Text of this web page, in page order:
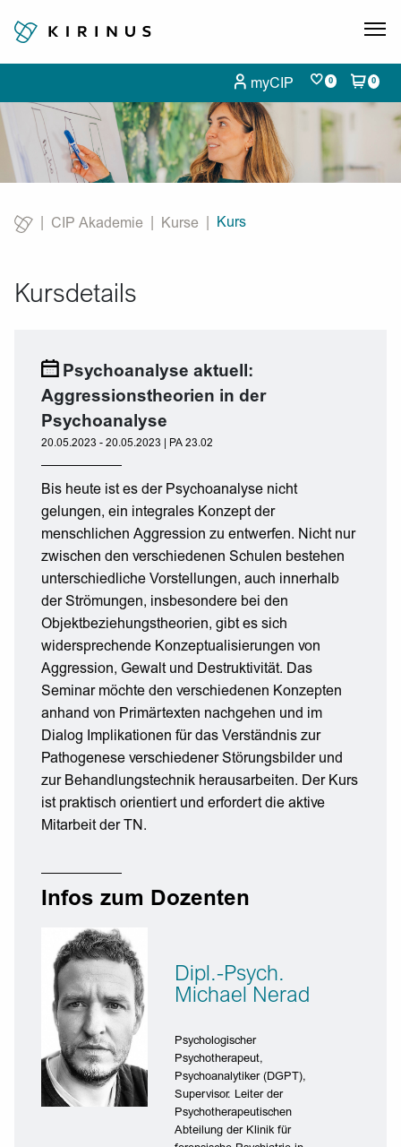
myCIP 0 0
CIP Akademie Kurse
Current:
Kurs
Kursdetails
Psychoanalyse aktuell:
Aggressionstheorien in der
Psychoanalyse
20.05.2023 - 20.05.2023 | PA 23.02
Bis heute ist es der Psychoanalyse nicht
gelungen, ein integrales Konzept der
menschlichen Aggression zu entwerfen. Nicht nur
zwischen den verschiedenen Schulen bestehen
unterschiedliche Vorstellungen, auch innerhalb
der Strömungen, insbesondere bei den
Objektbeziehungstheorien, gibt es sich
widersprechende Konzeptualisierungen von
Aggression, Gewalt und Destruktivität. Das
Seminar möchte den verschiedenen Konzepten
anhand von Primärtexten nachgehen und im
Dialog Implikationen für das Verständnis zur
Pathogenese verschiedener Störungsbilder und
zur Behandlungstechnik herausarbeiten. Der Kurs
ist praktisch orientiert und erfordert die aktive
Mitarbeit der TN.
Infos zum Dozenten
Dipl.-Psych.
Michael Nerad
Psychologischer
Psychotherapeut,
Psychoanalytiker (DGPT),
Supervisor. Leiter der
Psychotherapeutischen
Abteilung der Klinik für